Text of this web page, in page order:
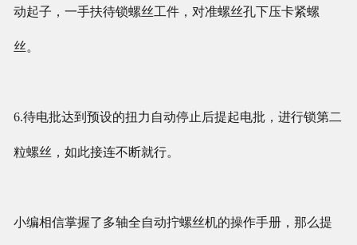
动起子，一手扶待锁螺丝工件，对准螺丝孔下压卡紧螺
丝。
6.待电批达到预设的扭力自动停止后提起电批，进行锁第二
粒螺丝，如此接连不断就行。
小编相信掌握了多轴全自动拧螺丝机的操作手册，那么提